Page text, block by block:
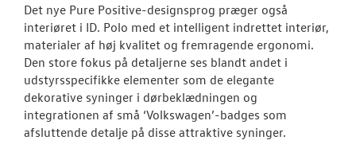
Det nye Pure Positive-designsprog præger også
interiøret i ID. Polo med et intelligent indrettet interiør,
materialer af høj kvalitet og fremragende ergonomi.
Den store fokus på detaljerne ses blandt andet i
udstyrsspecifikke elementer som de elegante
dekorative syninger i dørbeklædningen og
integrationen af små ‘Volkswagen’-badges som
afsluttende detalje på disse attraktive syninger.